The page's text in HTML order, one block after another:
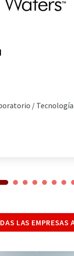
/ Tecnología
LAS EMPRESAS